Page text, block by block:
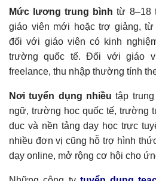
Mức lương trung bình từ 8–18
giáo viên mới hoặc trợ giảng, từ
đối với giáo viên có kinh
trường quốc tế. Đối với giáo
freelance, thu nhập thường tính
Nơi tuyển dụng nhiều tập
ngữ, trường học quốc tế, trường
dục và nền tảng dạy học trực
nhiều đơn vị cũng hỗ trợ hình
dạy online, mở rộng cơ hội cho